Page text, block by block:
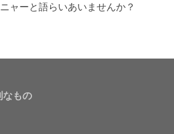
ャーと語らいあいませんか？
なもの